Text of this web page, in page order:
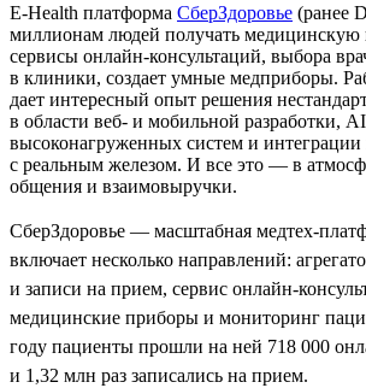
E-Health платформа СберЗдоровье (ранее
миллионам людей получать медицинскую
сервисы онлайн-консультаций, выбора
в клиники, создает умные медприборы.
дает интересный опыт решения
в области веб- и мобильной разработки,
высоконагруженных систем и
с реальным железом. И все это — в
общения и взаимовыручки.
СберЗдоровье — масштабная медтех-
включает несколько направлений:
и записи на прием, сервис онлайн-
медицинские приборы и мониторинг
году пациенты прошли на ней 718 000
и 1,32 млн раз записались на прием.